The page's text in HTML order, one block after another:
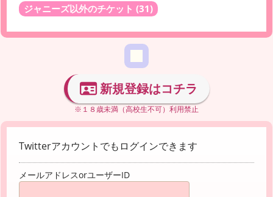
ジャニーズ以外のチケット (31)
新規登録はコチラ
※１８歳未満（高校生不可）利用禁止
Twitterアカウントでもログインできます
メールアドレスorユーザーID